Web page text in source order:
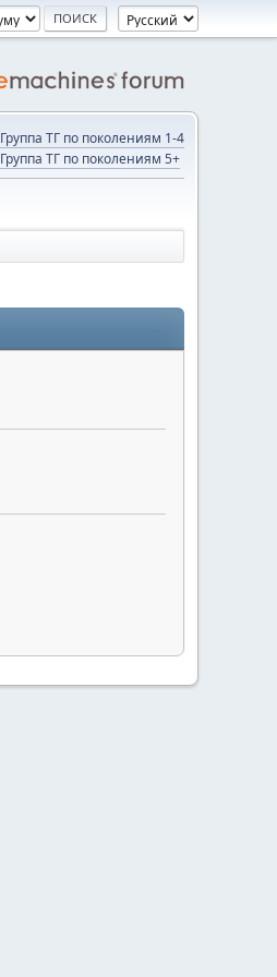
Группа ТГ по поколениям 1-4
Группа ТГ по поколениям 5+